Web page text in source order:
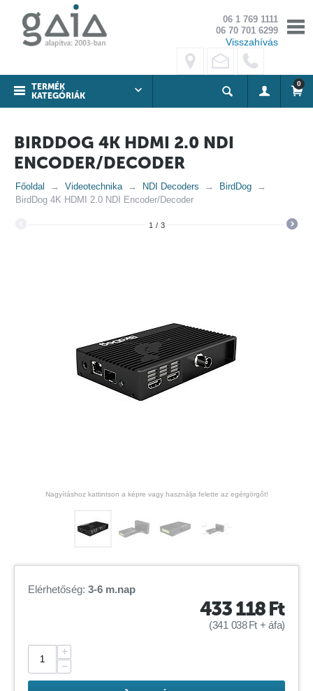
06 1 769 1111
06 70 701 6299
Visszahívás
TERMÉK
KATEGÓRIÁK
0
BIRDDOG 4K HDMI 2.0 NDI
ENCODER/DECODER
Főoldal Videotechnika NDI Decoders
BirdDog
BirdDog 4K HDMI 2.0 NDI Encoder/Decoder
1 / 3
Nagyításhoz kattintson a képre vagy használja felette az egérgörgőt!
Elérhetőség: 3-6 m.nap
433 118Ft
(341 038Ft + áfa)
+
−